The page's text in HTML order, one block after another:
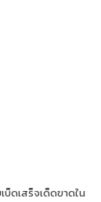
บ็ดเสร็จเด็ดขาดใน